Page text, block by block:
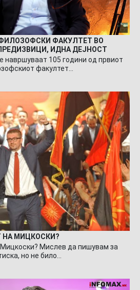
ФАКУЛТЕТ ВО
ИДНА ДЕЈНОСТ
навршуваат 105 години од првиот
факултет…
НА МИЦКОСКИ?
Мислев да пишувам за
но не било…